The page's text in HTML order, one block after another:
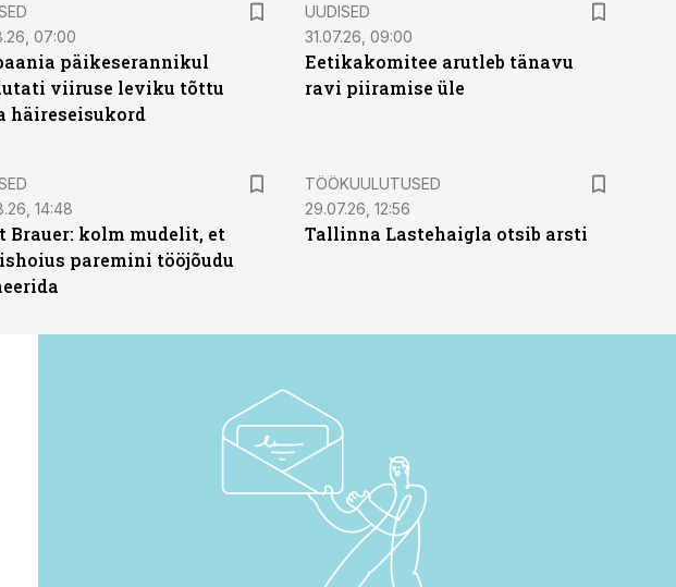
07:00
päikeserannikul
viiruse leviku tõttu
häireseisukord
UUDISED
31.07.26, 09:00
Eetikakomitee arutleb tänavu
ravi piiramise üle
14:48
Brauer: kolm mudelit, et
paremini tööjõudu
ST
TÖÖKUULUTUSED
29.07.26, 12:56
Tallinna Lastehaigla otsib arsti